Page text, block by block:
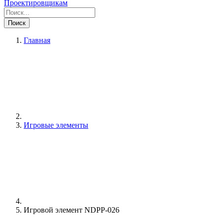
Проектировщикам
Поиск
Главная
Игровые элементы
Игровой элемент NDPP-026